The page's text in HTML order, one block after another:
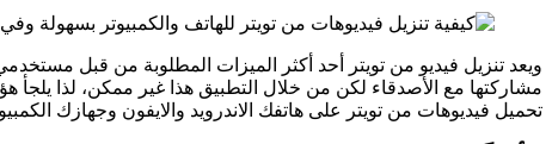
ويعد تنزيل فيديو من تويتر أحد أكثر الميزات المطلوبة من قبل
مشاركتها مع الأصدقاء لكن من خلال التطبيق هذا غير ممكن، لذا
تحميل فيديوهات من تويتر على هاتفك الاندرويد والايفون وجهازك